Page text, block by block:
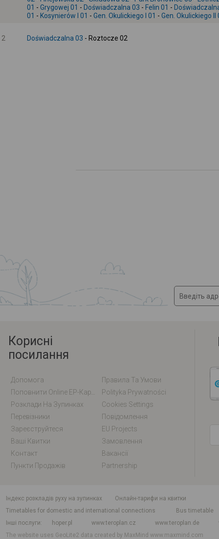
01 - Grygowej 01 - Doświadczalna 03 - Felin 01 -
01 - Kosynierów I 01 - Gen. Okulickiego I 01 - Gen. Okulickiego II
2 Doświadczalna 03 - Roztocze 02
Корисні
посилання
Допомога
Правила Та Умови
Polityka Prywatności
Розклади На Зупинках
Cookies Settings
Перевізники
Повідомлення
Зареєструйтеся
EU Projects
Ваші Квитки
Замовлення
Контакт
Вакансії
Пункти Продажів
Partnership
індекс розкладів руху на зупинках
Онлайн-тарифи на квитки
Timetables for domestic and international connections
Bus timetable
Інші послуги
hoper.pl www.teroplan.cz www.teroplan.de
The website uses GeoLite2 data created by MaxMindwww.maxmind.com